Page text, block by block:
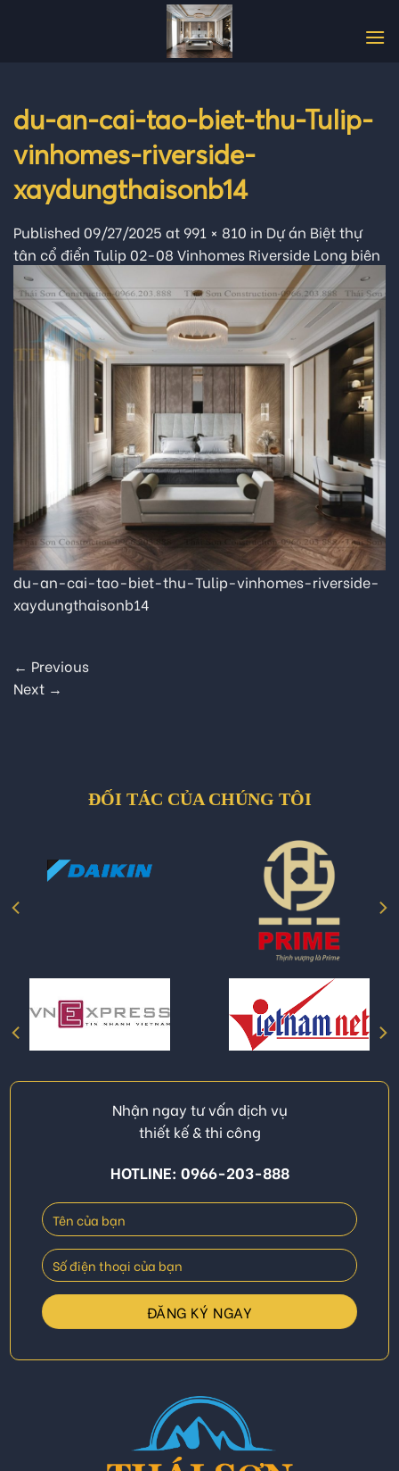
du-an-cai-tao-biet-thu-Tulip-
vinhomes-riverside-
xaydungthaisonb14
Published 09/27/2025 at 991 × 810 in Dự án Biệt thự
tân cổ điển Tulip 02-08 Vinhomes Riverside Long biên
du-an-cai-tao-biet-thu-Tulip-vinhomes-riverside-
xaydungthaisonb14
← Previous
Next →
ĐỐI TÁC CỦA CHÚNG TÔI
Nhận ngay tư vấn dịch vụ
thiết kế & thi công
HOTLINE: 0966-203-888